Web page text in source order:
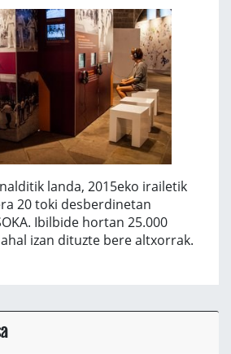
landa, 2015eko irailetik
20 toki desberdinetan
Ibilbide hortan 25.000
izan dituzte bere altxorrak.